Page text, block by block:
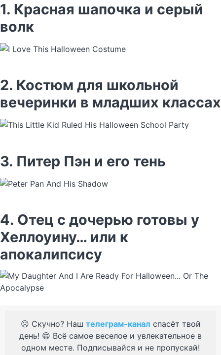
1. Красная шапочка и серый
волк
2. Костюм для школьной
вечеринки в младших классах
3. Питер Пэн и его тень
4. Отец с дочерью готовы у
Хеллоуину… или к
апокалипсису
☹️ Скучно? Наш телеграм-канал спасёт твой
день! 😄 Всё самое веселое и увлекательное в
одном месте. Подписывайся и не пропускай!